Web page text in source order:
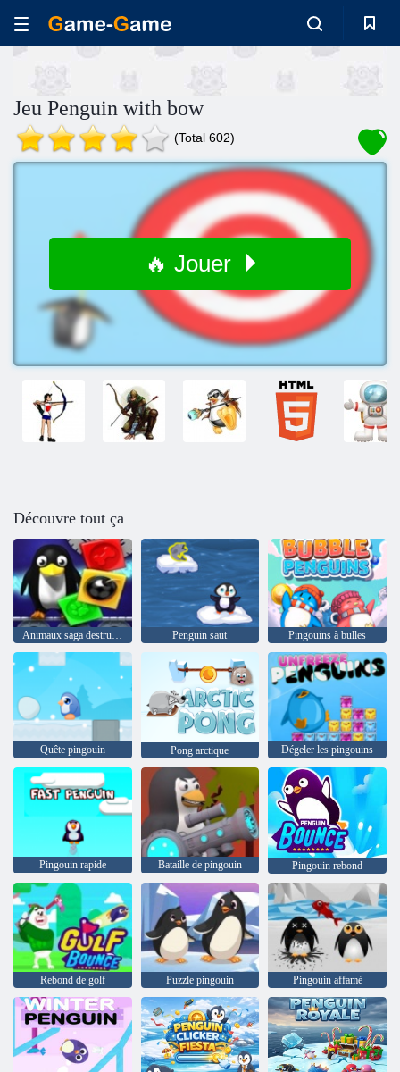
Jeu Penguin with bow
(Total 602)
🔥 Jouer
Découvre tout ça
Animaux saga destructifs Penguin saut Pingouins à bulles
Quête pingouin Pong arctique Dégeler les pingouins
Pingouin rapide Bataille de pingouin Pingouin rebond
Rebond de golf Puzzle pingouin Pingouin affamé